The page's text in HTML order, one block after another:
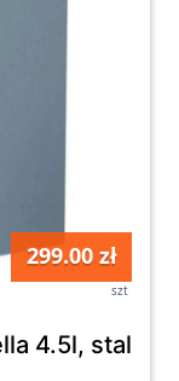
299.00 zł
szt
4.5l, stal